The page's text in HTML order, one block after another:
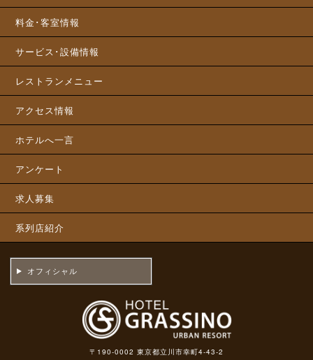
料金･客室情報
サービス･設備情報
レストランメニュー
アクセス情報
ホテルへ一言
アンケート
求人募集
系列店紹介
オフィシャル
〒190-0002 東京都立川市幸町4-43-2